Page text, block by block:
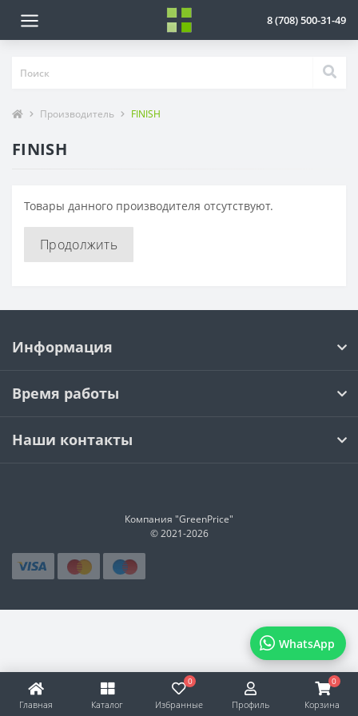
8 (708) 500-31-49
Главная Каталог
0
Избранные Профиль
0
Корзина
Производитель FINISH
FINISH
Товары данного производителя отсутствуют.
Продолжить
WhatsApp
Информация
Время работы
Наши контакты
Компания "GreenPrice"
© 2021-2026